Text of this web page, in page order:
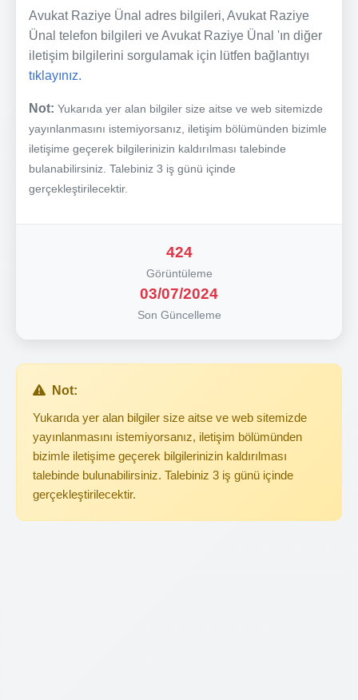
Avukat Raziye Ünal adres bilgileri, Avukat Raziye
Ünal telefon bilgileri ve Avukat Raziye Ünal 'ın diğer
iletişim bilgilerini sorgulamak için lütfen bağlantıyı
tıklayınız.
Not: Yukarıda yer alan bilgiler size aitse ve web sitemizde
yayınlanmasını istemiyorsanız, iletişim bölümünden bizimle
iletişime geçerek bilgilerinizin kaldırılması talebinde
bulanabilirsiniz. Talebiniz 3 iş günü içinde
gerçekleştirilecektir.
424
Görüntüleme
03/07/2024
Son Güncelleme
Not:
Yukarıda yer alan bilgiler size aitse ve web sitemizde
yayınlanmasını istemiyorsanız, iletişim bölümünden
bizimle iletişime geçerek bilgilerinizin kaldırılması
talebinde bulunabilirsiniz. Talebiniz 3 iş günü içinde
gerçekleştirilecektir.